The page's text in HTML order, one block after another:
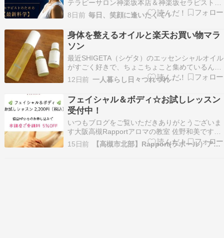
テラピーサロン神楽坂本店＆神楽坂セラピスト育
成スクールの『エフェクティブタッチ』を主宰し
ています。 人気ブログランキングに参加していま
す秋のスペシャルセミナー「オキシトシン×呼吸
科学」のお得な早期割引終了まで、【あと3日】
となりました…
8日前 毎日、笑顔に逢いたくて！
身体を整えるオイルと楽天お買い物マラ
ソン
最近SHIGETA（シゲタ）のエッセンシャルオイル
がすごく好きで、ちょこちょこと集めているんで
すよ。 ［公式SHIGETA/シゲタ］公式SHIGETA/
シゲタ リバーオブライフ 15mL | エッセンシャル
オイル アロマテラピー マッサージオイル ピュア
エッセンシャルオイル 天…
12日前 一人暮らし日々つれづれ・・
フェイシャル＆ボディ☆お試しレッスン
受付中！
いつもブログをご覧いただきありがとうございま
す大阪高槻Rapportアロマの教室 佐野和美です
JWHA日本ウェルネスホームサロン協会フェイシ
ャル＆ボディお試しレッスンのご案内です????
15日前 【高槻市北部】Rapport(ラポール）アロマの教室